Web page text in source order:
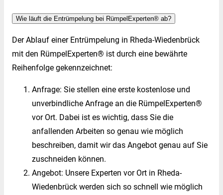
Wie läuft die Entrümpelung bei RümpelExperten® ab?
Der Ablauf einer Entrümpelung in Rheda-Wiedenbrück
mit den RümpelExperten® ist durch eine bewährte
Reihenfolge gekennzeichnet:
Anfrage: Sie stellen eine erste kostenlose und
unverbindliche Anfrage an die RümpelExperten®
vor Ort. Dabei ist es wichtig, dass Sie die
anfallenden Arbeiten so genau wie möglich
beschreiben, damit wir das Angebot genau auf Sie
zuschneiden können.
Angebot: Unsere Experten vor Ort in Rheda-
Wiedenbrück werden sich so schnell wie möglich